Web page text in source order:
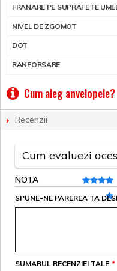
FRANARE PE SUPRAFETE
NIVEL DE ZGOMOT
DOT
RANFORSARE
Cum aleg anvelopele?
Recenzii
Cum evaluezi
NOTA
SPUNE-NE PAREREA TA
*
SUMARUL RECENZIEI TALE